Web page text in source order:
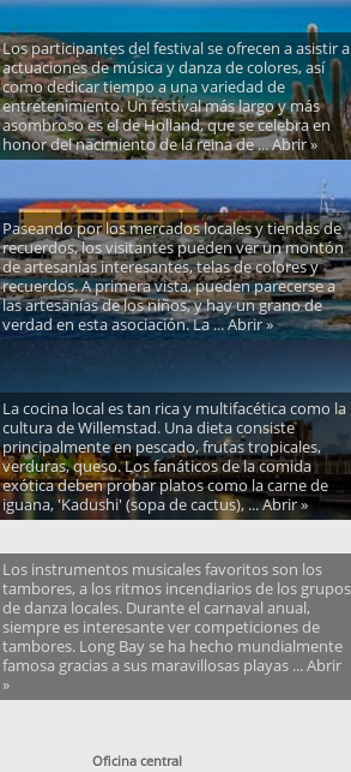
Los participantes del festival se ofrecen a asistir a
actuaciones de música y danza de colores, así
como dedicar tiempo a una variedad de
entretenimiento. Un festival más largo y más
asombroso es el de Holland, que se celebra en
honor del nacimiento de la reina de ... Abrir »
Paseando por los mercados locales y tiendas de
recuerdos, los visitantes pueden ver un montón
de artesanías interesantes, telas de colores y
recuerdos. A primera vista, pueden parecerse a
las artesanías de los niños, y hay un grano de
verdad en esta asociación. La ... Abrir »
La cocina local es tan rica y multifacética como la
cultura de Willemstad. Una dieta consiste
principalmente en pescado, frutas tropicales,
verduras, queso. Los fanáticos de la comida
exótica deben probar platos como la carne de
iguana, 'Kadushi' (sopa de cactus), ... Abrir »
Los instrumentos musicales favoritos son los
tambores, a los ritmos incendiarios de los grupos
de danza locales. Durante el carnaval anual,
siempre es interesante ver competiciones de
tambores. Long Bay se ha hecho mundialmente
famosa gracias a sus maravillosas playas ... Abrir
»
Oficina central